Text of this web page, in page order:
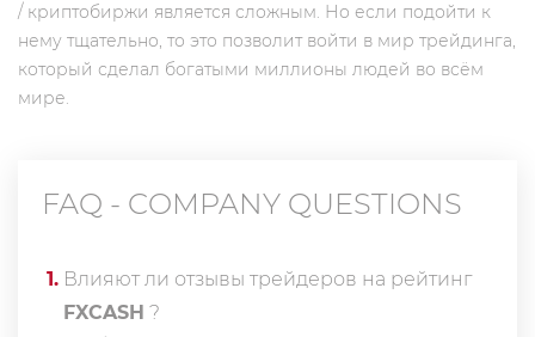
/ криптобиржи является сложным. Но если подойти к
нему тщательно, то это позволит войти в мир трейдинга,
который сделал богатыми миллионы людей во всём
мире.
FAQ - COMPANY QUESTIONS
1. Влияют ли отзывы трейдеров на рейтинг
FXCASH ?